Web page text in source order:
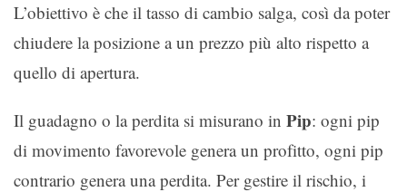
L’obiettivo è che il tasso di cambio salga, così da poter
chiudere la posizione a un prezzo più alto rispetto a
quello di apertura.
Il guadagno o la perdita si misurano in Pip: ogni pip
di movimento favorevole genera un profitto, ogni pip
contrario genera una perdita. Per gestire il rischio, i